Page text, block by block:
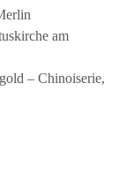
am
– Chinoiserie,